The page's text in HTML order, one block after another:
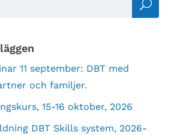
11 september: DBT med
och familjer.
15-16 oktober, 2026
DBT Skills system, 2026-